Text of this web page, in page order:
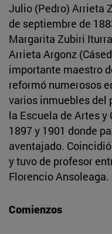
Julio (Pedro) Arrieta
de septiembre de
Margarita Zubiri
Arrieta Argonz
importante maestro
reformó numerosos
varios inmuebles del
la Escuela de Artes
1897 y 1901 donde
aventajado.
y tuvo de profesor
Florencio Ansoleaga.
Comienzos